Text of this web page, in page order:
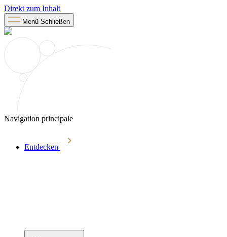
Direkt zum Inhalt
Menü Schließen
Navigation principale
Entdecken